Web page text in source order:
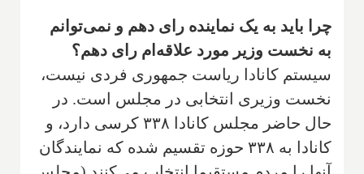
چرا باید به یک نماینده رای دهم و نمی‌توانم
به نخست وزیر مورد علاقه‌ام رای دهم؟
سیستم کانادا ریاست جمهوری فردی نیست،
نخست وزیری انتخابی در مجلس است. در
حال حاضر مجلس کانادا ۳۳۸ کرسی دارد، و
کانادا به ۳۳۸ حوزه تقسیم شده که نمایندگان